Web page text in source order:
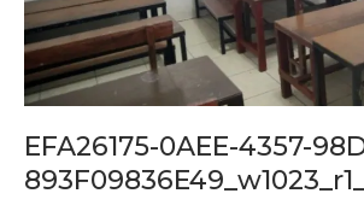
EFA26175-0AEE-4357-